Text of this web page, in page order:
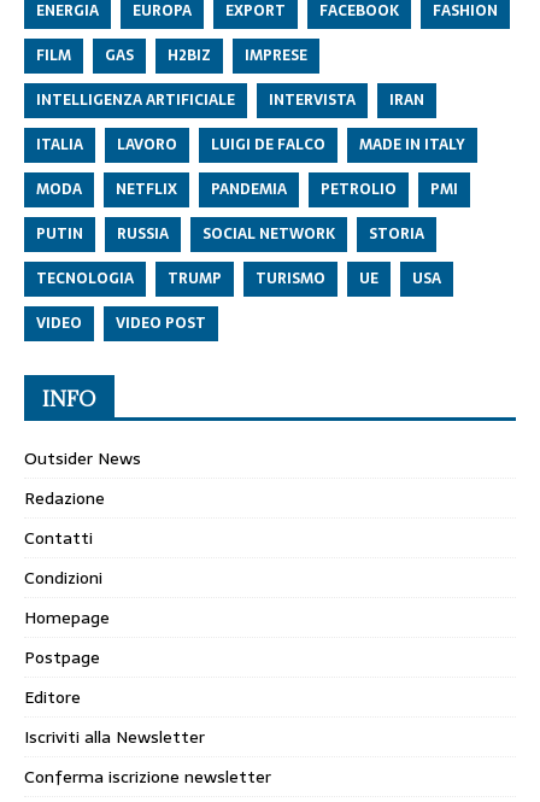
ENERGIA EUROPA EXPORT FACEBOOK
FASHION
FILM
GAS H2BIZ
IMPRESE
INTELLIGENZA ARTIFICIALE
INTERVISTA
IRAN
ITALIA
LAVORO LUIGI DE FALCO
MADE IN ITALY
MODA
NETFLIX PANDEMIA PETROLIO
PMI
PUTIN
RUSSIA SOCIAL NETWORK
STORIA
TECNOLOGIA
TRUMP TURISMO UE
USA
VIDEO
VIDEO POST
INFO
Outsider News
Redazione
Contatti
Condizioni
Homepage
Postpage
Editore
Iscriviti alla Newsletter
Conferma iscrizione newsletter